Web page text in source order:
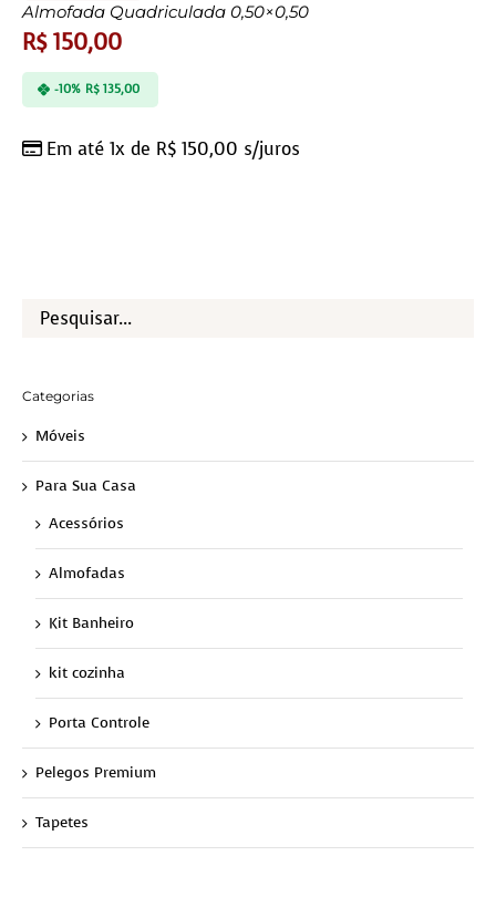
Almofada Quadriculada 0,50×0,50
R$150,00
Em até 1x de R$ 150,00 s/juros
-10% R$135,00
Categorias
Móveis
Para Sua Casa
Acessórios
Almofadas
Kit Banheiro
kit cozinha
Porta Controle
Pelegos Premium
Tapetes